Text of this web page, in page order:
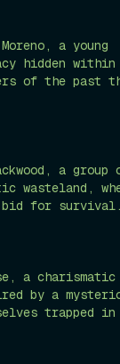
a young
hidden
of the past
a group
wasteland,
bid for
a
by a
trapped in